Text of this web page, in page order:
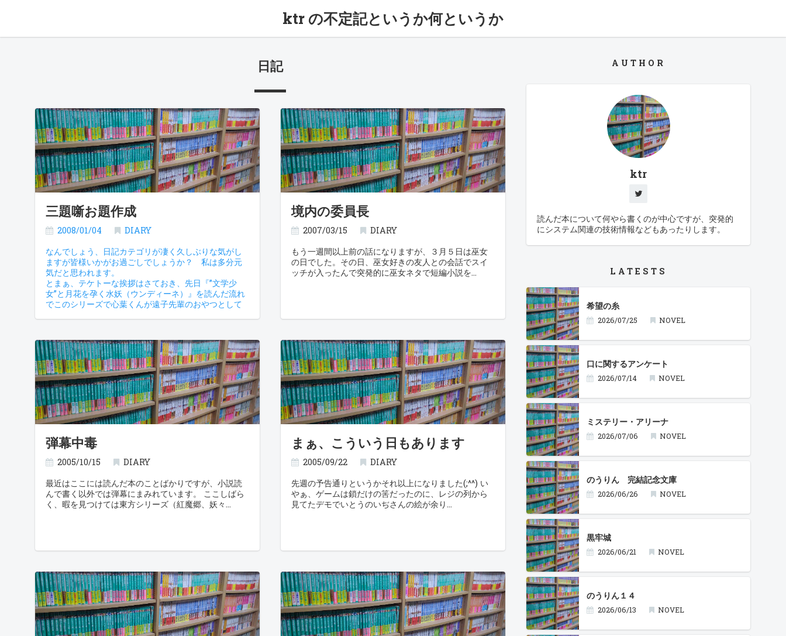
ktr の不定記というか何というか
日記
三題噺お題作成
2008/01/04
DIARY
なんでしょう、日記カテゴリが凄く久しぶりな気がし
ますが皆様いかがお過ごしでしょうか？ 私は多分元
気だと思われます。
とまぁ、テケトーな挨拶はさておき、先日『”文学少
女”と月花を孕く水妖（ウンディーネ）』を読んだ流れ
でこのシリーズで心葉くんが遠子先輩のおやつとして
まぁ、プログラム的には非常に簡単なので、どちらか
と言えばお題を考える方が大変といった感じです。創
ったからには活用しようかなぁと思いますし、もしも
ここ見てる人で利用したい方がいればご自由にどう
ぞ。
また、どっちかというとこっちのが本題ですが、上記
お題作成ページの下部『三題噺お題追加』リンクから
お題の追加が自由に出来るようになってますんで、通
貰えると助かります。お題のネタは多いに越したこと
はないですからね。
とまぁ、そんな訳で、以下に『池』『定規』『セガサ
いや、最近『バンブーブレード』の東さんに嵌ってて
偶然にも使えるお題だったんで存分に使ってます(;^^)
だからパクリというかオマージュというかそんな感じ
境内の委員長
2007/03/15
DIARY
もう一週間以上前の話になりますが、３月５日は巫女
の日でした。その日、巫女好きの友人との会話でスイ
ッチが入ったんで突発的に巫女ネタで短編小説を
弾幕中毒
2005/10/15
DIARY
最近はここには読んだ本のことばかりですが、小説読
んで書く以外では弾幕にまみれています。 ここしばら
く、暇を見つけては東方シリーズ（紅魔郷、妖々
まぁ、こういう日もあります
2005/09/22
DIARY
先週の予告通りというかそれ以上になりました(;^^) い
やぁ、ゲームは鎖だけの筈だったのに、レジの列から
見てたデモでいとうのいぢさんの絵が余り
AUTHOR
ktr
読んだ本について何やら書くのが中心ですが、突発的
にシステム関連の技術情報などもあったりします。
LATESTS
希望の糸
2026/07/25 NOVEL
口に関するアンケート
2026/07/14 NOVEL
ミステリー・アリーナ
2026/07/06 NOVEL
のうりん 完結記念文庫
2026/06/26 NOVEL
黒牢城
2026/06/21 NOVEL
のうりん１４
2026/06/13 NOVEL